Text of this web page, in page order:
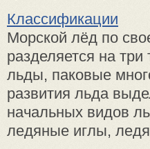
Классификации
Морской лёд по
разделяется на
льды, паковые
развития льда
начальных видов
ледяные иглы,